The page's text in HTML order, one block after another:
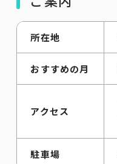
所在地
おすすめの月
アクセス
駐車場